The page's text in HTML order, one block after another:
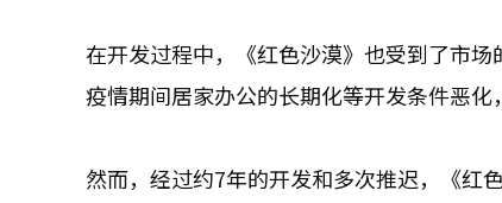
在开发过程中，《红色沙漠》也受到了市
疫情期间居家办公的长期化等开发条件恶化
然而，经过约7年的开发和多次推迟，《红